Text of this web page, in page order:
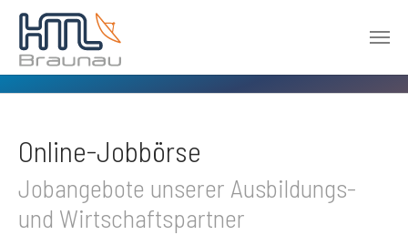
Online-Jobbörse
Jobangebote unserer Ausbildungs-
und Wirtschaftspartner